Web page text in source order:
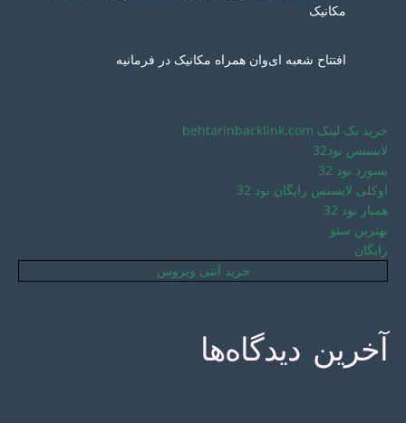
مکانیک
افتتاح شعبه ای‌وان همراه مکانیک در فرمانیه
خرید بک لینک behtarinbacklink.com
لایسنس نود32
پسورد نود 32
اوکلی لایسنس رایگان نود 32
همیار نود 32
بهترین سئو
رایگان
خرید آنتی ویروس
آخرین دیدگاه‌ها